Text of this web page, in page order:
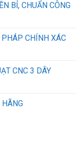
BỈ, CHUẨN CÔNG
CHÍNH XÁC
CNC 3 DÂY